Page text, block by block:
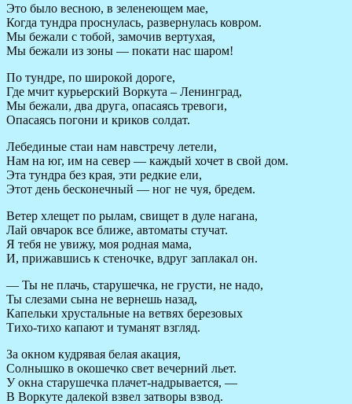
Это было весною, в зеленеющем мае,
Когда тундра проснулась, развернулась ковром.
Мы бежали с тобой, замочив вертухая,
Мы бежали из зоны — покати нас шаром!
По тундре, по широкой дороге,
Где мчит курьерский Воркута – Ленинград,
Мы бежали, два друга, опасаясь тревоги,
Опасаясь погони и криков солдат.
Лебединые стаи нам навстречу летели,
Нам на юг, им на север — каждый хочет в свой дом.
Эта тундра без края, эти редкие ели,
Этот день бесконечный — ног не чуя, бредем.
Ветер хлещет по рылам, свищет в дуле нагана,
Лай овчарок все ближе, автоматы стучат.
Я тебя не увижу, моя родная мама,
И, прижавшись к стеночке, вдруг заплакал он.
— Ты не плачь, старушечка, не грусти, не надо,
Ты слезами сына не вернешь назад,
Капельки хрустальные на ветвях березовых
Тихо-тихо капают и туманят взгляд.
За окном кудрявая белая акация,
Солнышко в окошечко свет вечерний льет.
У окна старушечка плачет-надрывается, —
В Воркуте далекой взвел затворы взвод.